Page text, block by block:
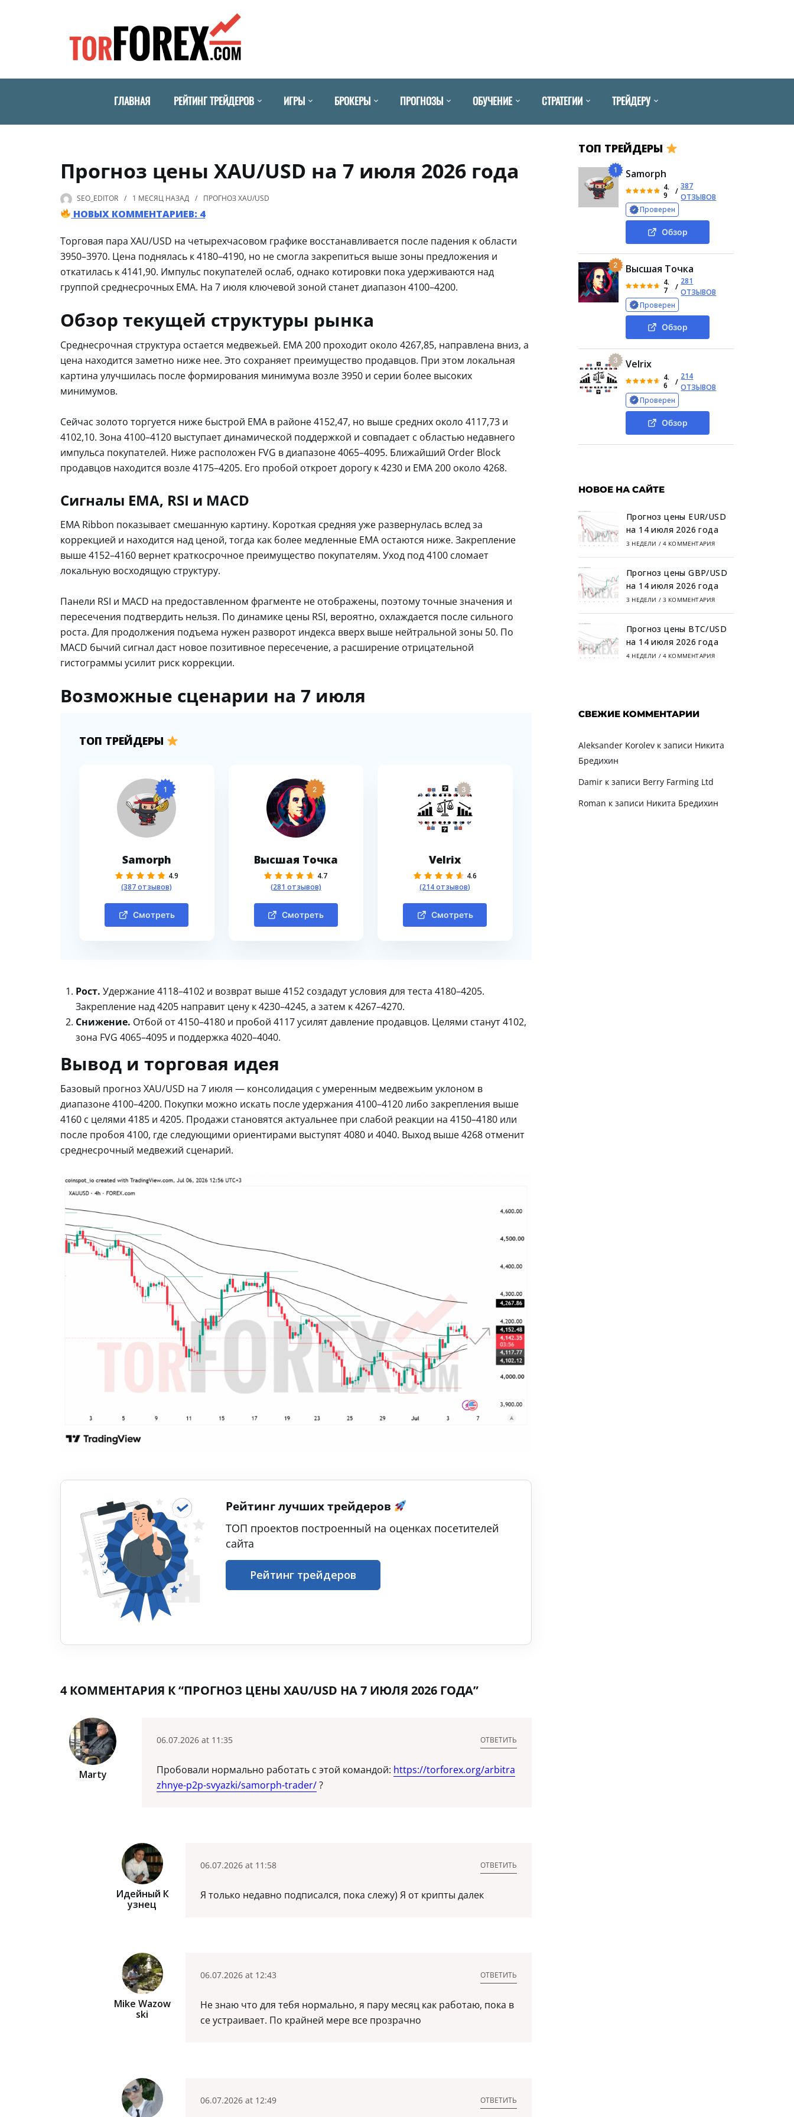
ГЛАВНАЯ РЕЙТИНГ ТРЕЙДЕРОВ ИГРЫ БРОКЕРЫ ПРОГНОЗЫ ОБУЧЕНИЕ СТРАТЕГИИ ТРЕЙДЕРУ
Прогноз цены XAU/USD на 7 июля 2026 года
SEO_EDITOR 1 МЕСЯЦ НАЗАД ПРОГНОЗ XAU/USD
НОВЫХ КОММЕНТАРИЕВ: 4
Торговая пара XAU/USD на четырехчасовом графике восстанавливается после падения к области
3950–3970. Цена поднялась к 4180–4190, но не смогла закрепиться выше зоны предложения и
откатилась к 4141,90. Импульс покупателей ослаб, однако котировки пока удерживаются над
группой среднесрочных EMA. На 7 июля ключевой зоной станет диапазон 4100–4200.
Обзор текущей структуры рынка
Среднесрочная структура остается медвежьей. EMA 200 проходит около 4267,85, направлена вниз, а
цена находится заметно ниже нее. Это сохраняет преимущество продавцов. При этом локальная
картина улучшилась после формирования минимума возле 3950 и серии более высоких
минимумов.
Сейчас золото торгуется ниже быстрой EMA в районе 4152,47, но выше средних около 4117,73 и
4102,10. Зона 4100–4120 выступает динамической поддержкой и совпадает с областью недавнего
импульса покупателей. Ниже расположен FVG в диапазоне 4065–4095. Ближайший Order Block
продавцов находится возле 4175–4205. Его пробой откроет дорогу к 4230 и EMA 200 около 4268.
Сигналы EMA, RSI и MACD
EMA Ribbon показывает смешанную картину. Короткая средняя уже развернулась вслед за
коррекцией и находится над ценой, тогда как более медленные EMA остаются ниже. Закрепление
выше 4152–4160 вернет краткосрочное преимущество покупателям. Уход под 4100 сломает
локальную восходящую структуру.
Панели RSI и MACD на предоставленном фрагменте не отображены, поэтому точные значения и
пересечения подтвердить нельзя. По динамике цены RSI, вероятно, охлаждается после сильного
роста. Для продолжения подъема нужен разворот индекса вверх выше нейтральной зоны 50. По
MACD бычий сигнал даст новое позитивное пересечение, а расширение отрицательной
гистограммы усилит риск коррекции.
Возможные сценарии на 7 июля
ТОП ТРЕЙДЕРЫ
1
Samorph
4.9
(387 отзывов)
Смотреть
2
Высшая Точка
4.7
(281 отзывов)
Смотреть
3
Velrix
4.6
(214 отзывов)
Смотреть
Рост. Удержание 4118–4102 и возврат выше 4152 создадут условия для теста 4180–4205.
Закрепление над 4205 направит цену к 4230–4245, а затем к 4267–4270.
Снижение. Отбой от 4150–4180 и пробой 4117 усилят давление продавцов. Целями станут 4102,
зона FVG 4065–4095 и поддержка 4020–4040.
Вывод и торговая идея
Базовый прогноз XAU/USD на 7 июля — консолидация с умеренным медвежьим уклоном в
диапазоне 4100–4200. Покупки можно искать после удержания 4100–4120 либо закрепления выше
4160 с целями 4185 и 4205. Продажи становятся актуальнее при слабой реакции на 4150–4180 или
после пробоя 4100, где следующими ориентирами выступят 4080 и 4040. Выход выше 4268 отменит
среднесрочный медвежий сценарий.
Рейтинг лучших трейдеров
ТОП проектов построенный на оценках посетителей
сайта
Рейтинг трейдеров
4 КОММЕНТАРИЯ К “ПРОГНОЗ ЦЕНЫ XAU/USD НА 7 ИЮЛЯ 2026 ГОДА”
Marty
06.07.2026 at 11:35
Пробовали нормально работать с этой командой: https://torforex.org/arbitra
zhnye-p2p-svyazki/samorph-trader/?
ОТВЕТИТЬ
Идейный К
Узнец
06.07.2026 at 11:58
Я только недавно подписался, пока слежу) Я от крипты далек
ОТВЕТИТЬ
Mike Wazow
Ski
06.07.2026 at 12:43
Не знаю что для тебя нормально, я пару месяц как работаю, пока в
се устраивает. По крайней мере все прозрачно
ОТВЕТИТЬ
06.07.2026 at 12:49 ОТВЕТИТЬ
ТОП ТРЕЙДЕРЫ
1 Samorph
4.
9
/
387
ОТЗЫВОВ
Проверен
Обзор
2 Высшая Точка
4.
7
/
281
ОТЗЫВОВ
Проверен
Обзор
3 Velrix
4.
6
/
214
ОТЗЫВОВ
Проверен
Обзор
НОВОЕ НА САЙТЕ
Прогноз цены EUR/USD
на 14 июля 2026 года
3 НЕДЕЛИ / 4 КОММЕНТАРИЯ
Прогноз цены GBP/USD
на 14 июля 2026 года
3 НЕДЕЛИ / 3 КОММЕНТАРИЯ
Прогноз цены BTC/USD
на 14 июля 2026 года
4 НЕДЕЛИ / 4 КОММЕНТАРИЯ
СВЕЖИЕ КОММЕНТАРИИ
Aleksander Korolevк записи Никита
Бредихин
Damirк записи Berry Farming Ltd
Roman к записи Никита Бредихин